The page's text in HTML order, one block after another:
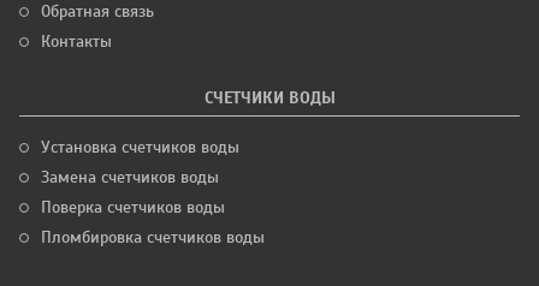
Обратная связь
Контакты
СЧЕТЧИКИ ВОДЫ
Установка счетчиков воды
Замена счетчиков воды
Поверка счетчиков воды
Пломбировка счетчиков воды